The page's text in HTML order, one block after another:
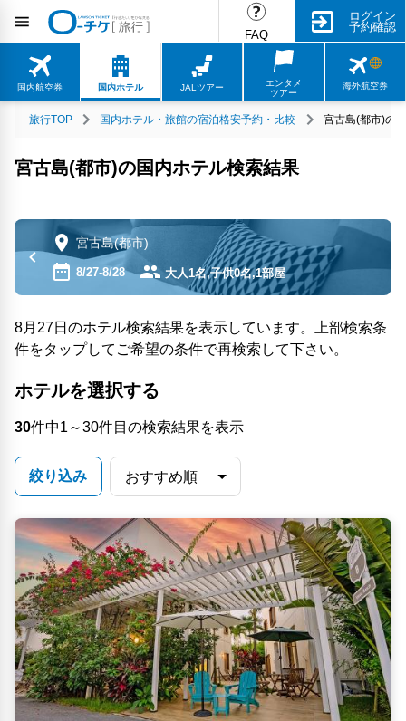
FAQ
ログイン
予約確認
国内航空券 国内ホテル JALツアー
エンタメ
ツアー
海外航空券
旅行TOP 国内ホテル・旅館の宿泊格安予約・比較 宮古島(都市)の
宮古島(都市)の国内ホテル検索結果
宮古島(都市)
8/27-8/28 大人1名,子供0名,1部屋
8月27日のホテル検索結果を表示しています。上部検索条
件をタップしてご希望の条件で再検索して下さい。
ホテルを選択する
30件中1～30件目の検索結果を表示
絞り込み